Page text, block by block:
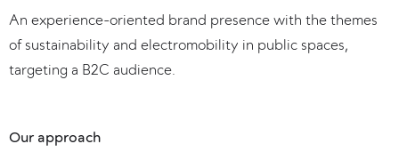
An experience-oriented brand presence with the themes
of sustainability and electromobility in public spaces,
targeting a B2C audience.
Our approach